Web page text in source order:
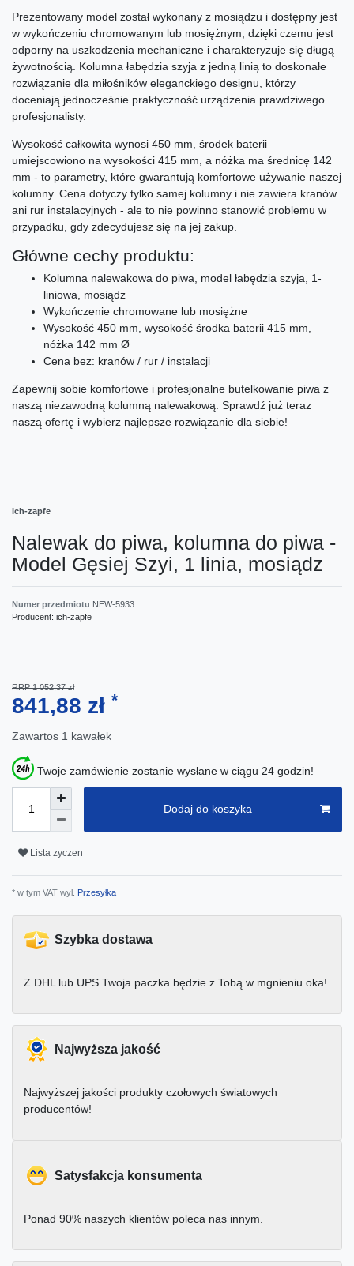
Prezentowany model został wykonany z mosiądzu i dostępny jest
w wykończeniu chromowanym lub mosiężnym, dzięki czemu jest
odporny na uszkodzenia mechaniczne i charakteryzuje się długą
żywotnością. Kolumna łabędzia szyja z jedną linią to doskonałe
rozwiązanie dla miłośników eleganckiego designu, którzy
doceniają jednocześnie praktyczność urządzenia prawdziwego
profesjonalisty.
Wysokość całkowita wynosi 450 mm, środek baterii
umiejscowiono na wysokości 415 mm, a nóżka ma średnicę 142
mm - to parametry, które gwarantują komfortowe używanie naszej
kolumny. Cena dotyczy tylko samej kolumny i nie zawiera kranów
ani rur instalacyjnych - ale to nie powinno stanowić problemu w
przypadku, gdy zdecydujesz się na jej zakup.
Główne cechy produktu:
Kolumna nalewakowa do piwa, model łabędzia szyja, 1-
liniowa, mosiądz
Wykończenie chromowane lub mosiężne
Wysokość 450 mm, wysokość środka baterii 415 mm,
nóżka 142 mm Ø
Cena bez: kranów / rur / instalacji
Zapewnij sobie komfortowe i profesjonalne butelkowanie piwa z
naszą niezawodną kolumną nalewakową. Sprawdź już teraz
naszą ofertę i wybierz najlepsze rozwiązanie dla siebie!
Ich-zapfe
Nalewak do piwa, kolumna do piwa -
Model Gęsiej Szyi, 1 linia, mosiądz
Numer przedmiotu NEW-5933
Producent: ich-zapfe
RRP 1 052,37 zł
841,88 zł *
Zawartos 1 kawałek
Twoje zamówienie zostanie wysłane w ciągu 24 godzin!
Dodaj do koszyka
Lista zyczen
* w tym VAT wyl. Przesyłka
Szybka dostawa
Z DHL lub UPS Twoja paczka będzie z Tobą w mgnieniu oka!
Najwyższa jakość
Najwyższej jakości produkty czołowych światowych
producentów!
Satysfakcja konsumenta
Ponad 90% naszych klientów poleca nas innym.